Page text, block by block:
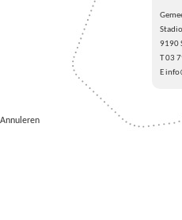
9190
T03
E
Annuleren